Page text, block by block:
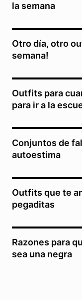
la semana
Otro día, otro
semana!
Outfits para
para ir a la
Conjuntos de
autoestima
Outfits que te
pegaditas
Razones para
sea una negra